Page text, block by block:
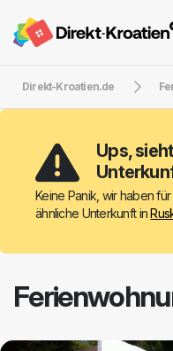
Direkt-Kroatien.de
Ups,
Keine Panik, wir haben
ähnliche Unterkunft in